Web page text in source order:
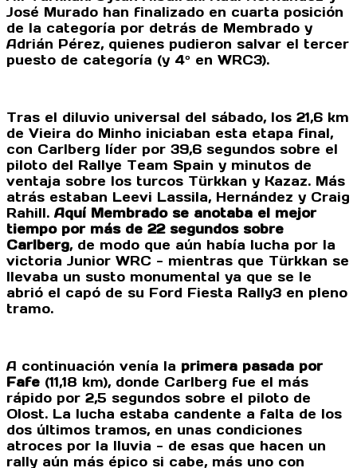
José Murado han finalizado en cuarta posición
de la categoría por detrás de Membrado y
Adrián Pérez, quienes pudieron salvar el tercer
puesto de categoría (y 4º en WRC3).
Tras el diluvio universal del sábado, los 21,6 km
de Vieira do Minho iniciaban esta etapa final,
con Carlberg líder por 39,6 segundos sobre el
piloto del Rallye Team Spain y minutos de
ventaja sobre los turcos Türkkan y Kazaz. Más
atrás estaban Leevi Lassila, Hernández y Craig
Rahill. Aquí Membrado se anotaba el mejor
tiempo por más de 22 segundos sobre
Carlberg, de modo que aún había lucha por la
victoria Junior WRC - mientras que Türkkan se
llevaba un susto monumental ya que se le
abrió el capó de su Ford Fiesta Rally3 en pleno
tramo.
A continuación venía la primera pasada por
Fafe (11,18 km), donde Carlberg fue el más
rápido por 2,5 segundos sobre el piloto de
Olost. La lucha estaba candente a falta de los
dos últimos tramos, en unas condiciones
atroces por la lluvia - de esas que hacen un
rally aún más épico si cabe, más uno con